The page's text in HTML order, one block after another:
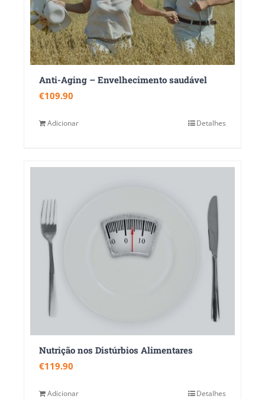
Anti-Aging – Envelhecimento saudável
€109.90
Adicionar Detalhes
Nutrição nos Distúrbios Alimentares
€119.90
Adicionar Detalhes